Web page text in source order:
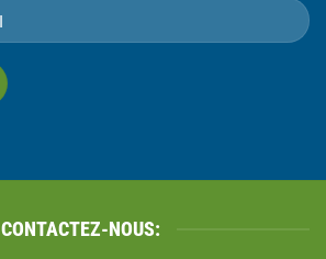
CONTACTEZ-NOUS: